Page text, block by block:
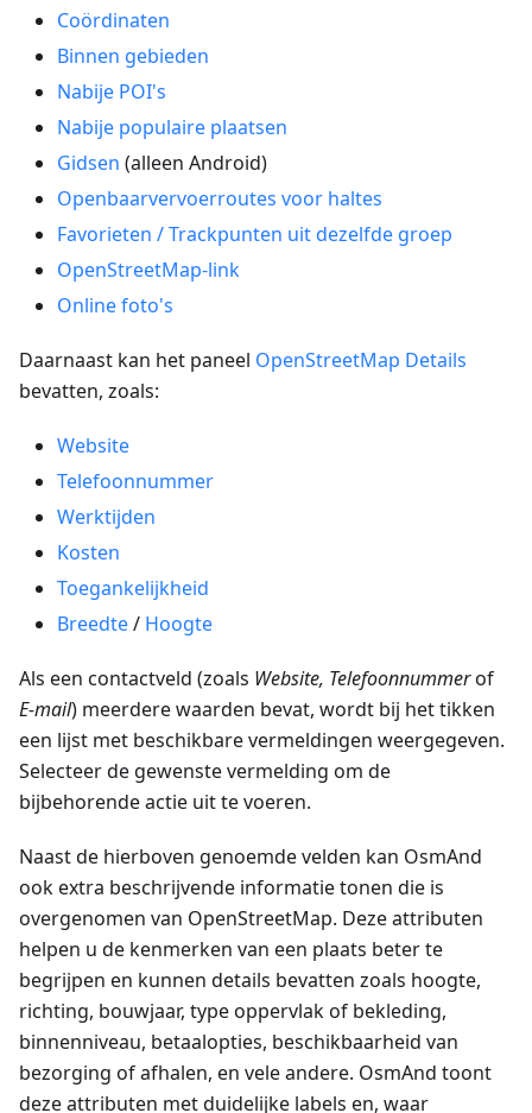
Coördinaten
Binnen gebieden
Nabije POI's
Nabije populaire plaatsen
Gidsen (alleen Android)
Openbaarvervoerroutes voor haltes
Favorieten / Trackpunten uit dezelfde groep
OpenStreetMap-link
Online foto's
Daarnaast kan het paneel OpenStreetMap Details
bevatten, zoals:
Website
Telefoonnummer
Werktijden
Kosten
Toegankelijkheid
Breedte/ Hoogte
Als een contactveld (zoals Website, Telefoonnummerof
E-mail) meerdere waarden bevat, wordt bij het tikken
een lijst met beschikbare vermeldingen weergegeven.
Selecteer de gewenste vermelding om de
bijbehorende actie uit te voeren.
Naast de hierboven genoemde velden kan OsmAnd
ook extra beschrijvende informatie tonen die is
overgenomen van OpenStreetMap. Deze attributen
helpen u de kenmerken van een plaats beter te
begrijpen en kunnen details bevatten zoals hoogte,
richting, bouwjaar, type oppervlak of bekleding,
binnenniveau, betaalopties, beschikbaarheid van
bezorging of afhalen, en vele andere. OsmAnd toont
deze attributen met duidelijke labels en, waar